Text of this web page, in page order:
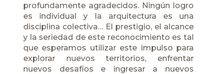
profundamente agradecidos. Ningún logro
es individual y la arquitectura es una
disciplina colectiva… El prestigio, el alcance
y la seriedad de este reconocimiento es tal
que esperamos utilizar este impulso para
explorar nuevos territorios, enfrentar
nuevos desafíos e ingresar a nuevos